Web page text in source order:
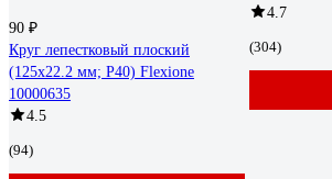
90 ₽
Круг лепестковый плоский
(125х22.2 мм; Р40) Flexione
10000635
4.5
(94)
4.7
(304)